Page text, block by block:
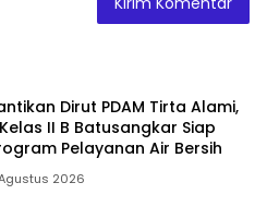
Dirut PDAM Tirta Alami,
II B Batusangkar Siap
Pelayanan Air Bersih
2026